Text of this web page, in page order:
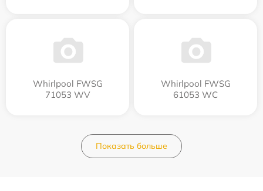
Whirlpool FWSG
71053 WV
Whirlpool FWSG
61053 WC
Показать больше